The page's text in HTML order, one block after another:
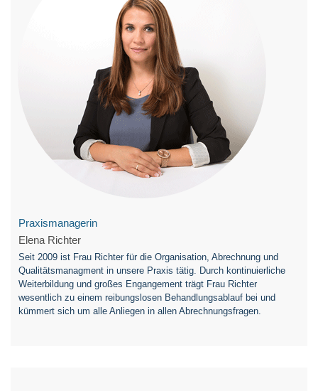
Praxismanagerin
Elena Richter
Seit 2009 ist Frau Richter für die Organisation, Abrechnung und
Qualitätsmanagment in unsere Praxis tätig. Durch kontinuierliche
Weiterbildung und großes Engangement trägt Frau Richter
wesentlich zu einem reibungslosen Behandlungsablauf bei und
kümmert sich um alle Anliegen in allen Abrechnungsfragen.